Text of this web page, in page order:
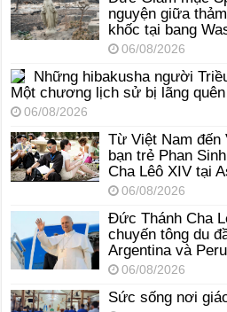
nguyện giữa
khốc tại bang
06/08/2026
Những hibakusha người
Một chương lịch sử bị lãng
06/08/2026
Từ Việt Nam đến
bạn trẻ Phan
Cha Lêô XIV tại
06/08/2026
Đức Thánh Cha
chuyến tông du
Argentina và
06/08/2026
Sức sống nơi